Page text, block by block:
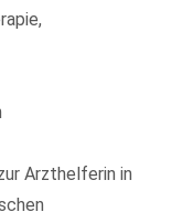
Arzthelferin in